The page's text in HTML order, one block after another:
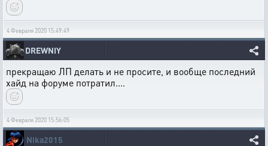
4 Февраля 2020 15:49:49
DREWNIY
прекращаю ЛП делать и не просите, и вообще последний
хайд на форуме потратил....
4 Февраля 2020 15:56:05
Nika2015